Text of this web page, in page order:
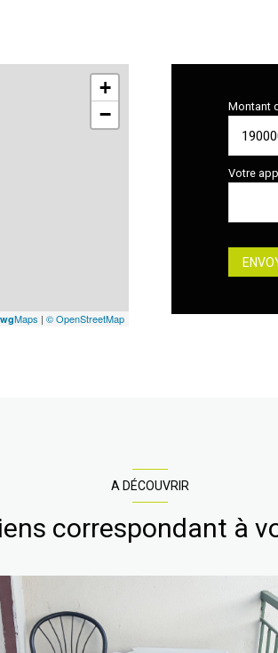
+
−
Maps | © OpenStreetMap
Montant
Votre
A DÉCOUVRIR
correspondant à